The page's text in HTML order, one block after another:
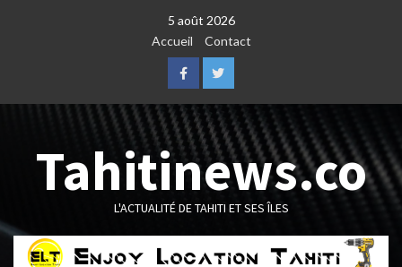
5 août 2026
Accueil
Contact
FacebookTwitter
Tahitinews.co
L'ACTUALITÉ DE TAHITI ET SES ÎLES